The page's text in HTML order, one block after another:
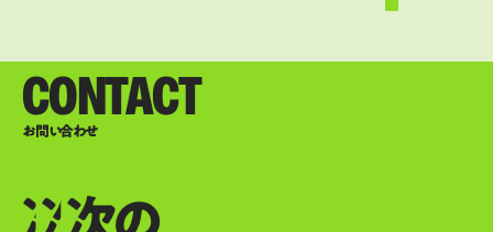
CONTACT
お問い合わせ